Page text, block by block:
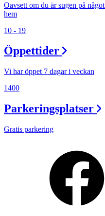
Oavsett om du är sugen på
hem
10 - 19
Öppettider
Vi har öppet 7 dagar i veckan
1400
Parkeringsplatser
Gratis parkering